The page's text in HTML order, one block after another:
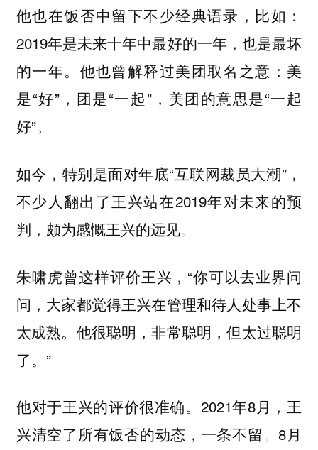
他也在饭否中留下不少经典语录，比如：
2019年是未来十年中最好的一年，也是最坏
的一年。他也曾解释过美团取名之意：美
是“好”，团是“一起”，美团的意思是“一起
好”。
如今，特别是面对年底“互联网裁员大潮”，
不少人翻出了王兴站在2019年对未来的预
判，颇为感慨王兴的远见。
朱啸虎曾这样评价王兴，“你可以去业界问
问，大家都觉得王兴在管理和待人处事上不
太成熟。他很聪明，非常聪明，但太过聪明
了。”
他对于王兴的评价很准确。2021年8月，王
兴清空了所有饭否的动态，一条不留。8月